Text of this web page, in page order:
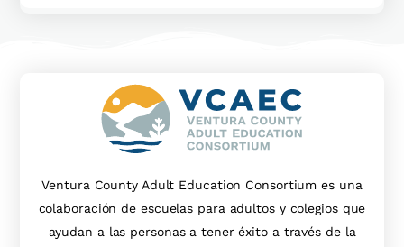
Ventura County Adult Education Consortium es una
colaboración de escuelas para adultos y colegios que
ayudan a las personas a tener éxito a través de la